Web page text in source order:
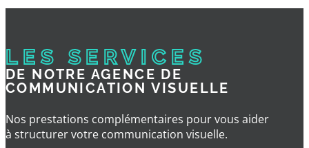
LES SERVICES
DE NOTRE AGENCE DE
COMMUNICATION VISUELLE
Nos prestations complémentaires pour vous aider
à structurer votre communication visuelle.